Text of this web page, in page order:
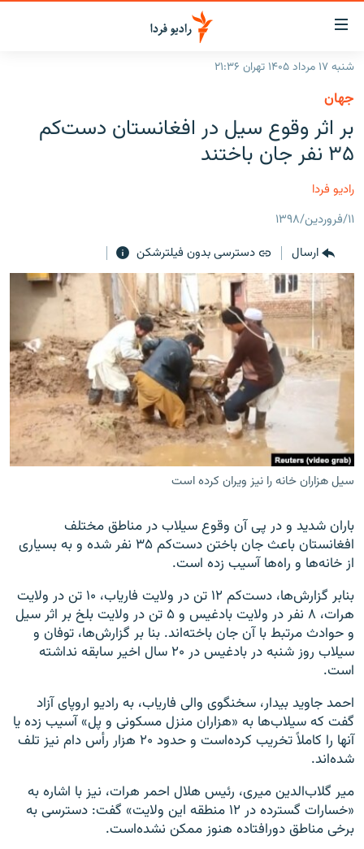
لینک‌های
قابلیت
دسترسی
بازگشت
منوی
اصلی
رفتن
به
صفحه
ایران
جهان
فرکانس‌ها
پادکست
چندرسانه‌ای
گزارش‌های تصویری
گزارش‌های ویدئویی
زنان فردا
English
به ما بپیوندید
زبان‌های دیگر
شنبه ۱۷ مرداد ۱۴۰۵ تهران ۲۱:۳۶
جهان
بر اثر وقوع سیل در افغانستان دست‌کم
۳۵ نفر جان باختند
رادیو فردا
۱۱/فروردین/۱۳۹۸
ارسال
دسترسی بدون فیلترشکن
سیل هزاران خانه را نیز ویران کرده است
باران شدید و در پی آن وقوع سیلاب در مناطق مختلف
افغانستان باعث جان باختن دست‌کم ۳۵ نفر شده و به بسیاری
از خانه‌ها و راه‌ها آسیب زده است.
بنابر گزارش‌ها، دست‌کم ۱۲ تن در ولایت فاریاب، ۱۰ تن در ولایت
هرات، ۸ نفر در ولایت بادغیس و ۵ تن در ولایت بلخ بر اثر سیل
و حوادث مرتبط با آن جان باخته‌اند. بنا بر گزارش‌ها، توفان و
سیلاب روز شنبه در بادغیس در ۲۰ سال اخیر سابقه نداشته
است.
احمد جاوید بیدار، سخنگوی والی فاریاب، به رادیو اروپای آزاد
گفت که سیلاب‌ها به «هزاران منزل مسکونی و پل» آسیب زده یا
آنها را کاملاً تخریب کرده‌است و حدود ۲۰ هزار رأس دام نیز تلف
شده‌اند.
میر گلاب‌الدین میری، رئیس هلال احمر هرات، نیز با اشاره به
«خسارات گسترده در ۱۲ منطقه این ولایت» گفت: دسترسی به
برخی مناطق دورافتاده هنوز ممکن نشده‌است.